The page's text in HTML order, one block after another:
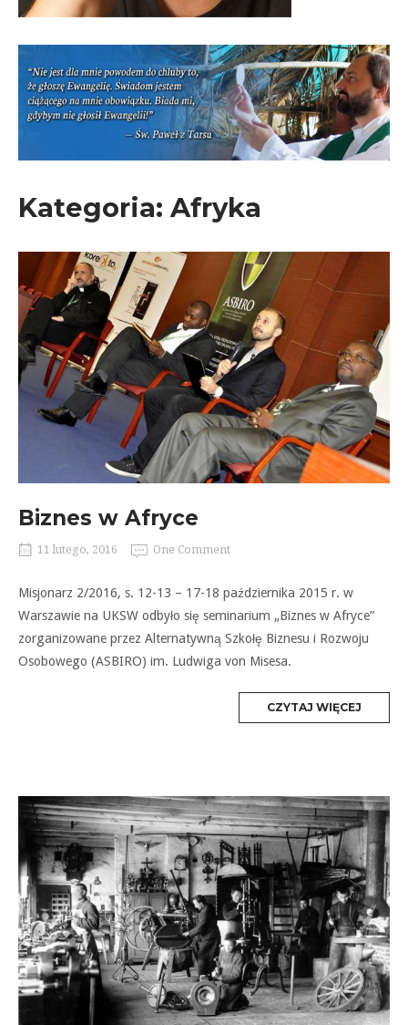
Kategoria: Afryka
Biznes w Afryce
11 lutego, 2016 One Comment
Misjonarz 2/2016, s. 12-13 – 17-18 października 2015 r. w
Warszawie na UKSW odbyło się seminarium „Biznes w Afryce”
zorganizowane przez Alternatywną Szkołę Biznesu i Rozwoju
Osobowego (ASBIRO) im. Ludwiga von Misesa.
CZYTAJ WIĘCEJ